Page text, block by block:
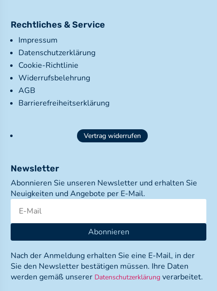
Rechtliches & Service
Impressum
Datenschutzerklärung
Cookie-Richtlinie
Widerrufsbelehrung
AGB
Barrierefreiheitserklärung
Vertrag widerrufen
Newsletter
Abonnieren Sie unseren Newsletter und erhalten Sie
Neuigkeiten und Angebote per E-Mail.
Abonnieren
Nach der Anmeldung erhalten Sie eine E-Mail, in der
Sie den Newsletter bestätigen müssen. Ihre Daten
werden gemäß unserer Datenschutzerklärung verarbeitet.